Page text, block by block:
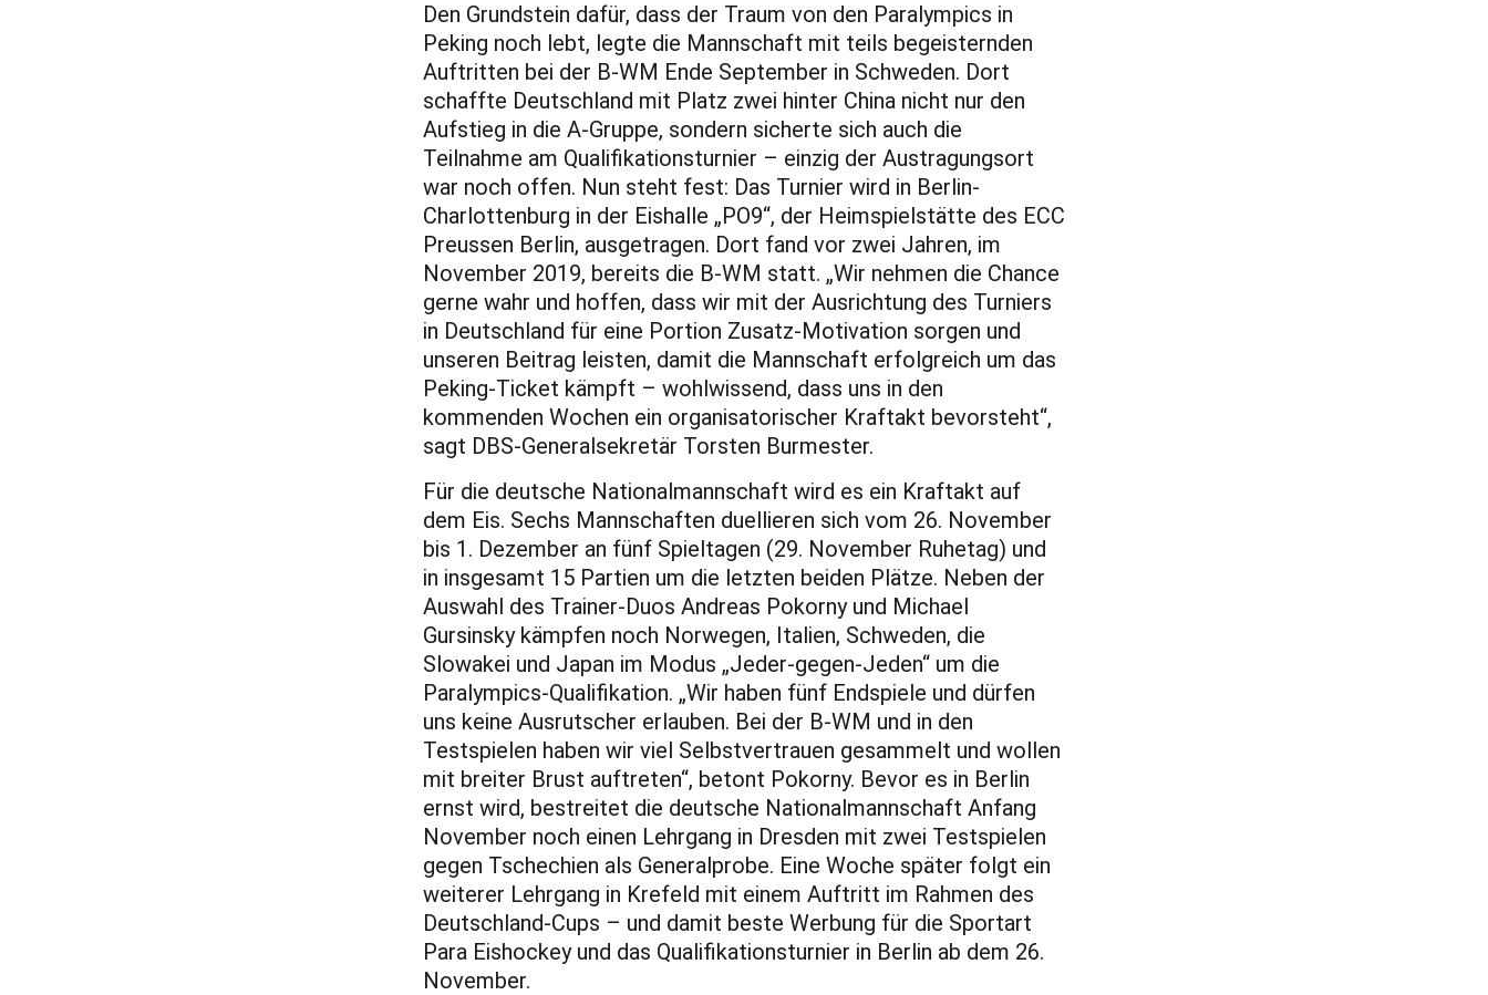
Den Grundstein dafür, dass der Traum von den Paralympics in
Peking noch lebt, legte die Mannschaft mit teils begeisternden
Auftritten bei der B-WM Ende September in Schweden. Dort
schaffte Deutschland mit Platz zwei hinter China nicht nur den
Aufstieg in die A-Gruppe, sondern sicherte sich auch die
Teilnahme am Qualifikationsturnier – einzig der Austragungsort
war noch offen. Nun steht fest: Das Turnier wird in Berlin-
Charlottenburg in der Eishalle „PO9“, der Heimspielstätte des ECC
Preussen Berlin, ausgetragen. Dort fand vor zwei Jahren, im
November 2019, bereits die B-WM statt. „Wir nehmen die Chance
gerne wahr und hoffen, dass wir mit der Ausrichtung des Turniers
in Deutschland für eine Portion Zusatz-Motivation sorgen und
unseren Beitrag leisten, damit die Mannschaft erfolgreich um das
Peking-Ticket kämpft – wohlwissend, dass uns in den
kommenden Wochen ein organisatorischer Kraftakt bevorsteht“,
sagt DBS-Generalsekretär Torsten Burmester.
Für die deutsche Nationalmannschaft wird es ein Kraftakt auf
dem Eis. Sechs Mannschaften duellieren sich vom 26. November
bis 1. Dezember an fünf Spieltagen (29. November Ruhetag) und
in insgesamt 15 Partien um die letzten beiden Plätze. Neben der
Auswahl des Trainer-Duos Andreas Pokorny und Michael
Gursinsky kämpfen noch Norwegen, Italien, Schweden, die
Slowakei und Japan im Modus „Jeder-gegen-Jeden“ um die
Paralympics-Qualifikation. „Wir haben fünf Endspiele und dürfen
uns keine Ausrutscher erlauben. Bei der B-WM und in den
Testspielen haben wir viel Selbstvertrauen gesammelt und wollen
mit breiter Brust auftreten“, betont Pokorny. Bevor es in Berlin
ernst wird, bestreitet die deutsche Nationalmannschaft Anfang
November noch einen Lehrgang in Dresden mit zwei Testspielen
gegen Tschechien als Generalprobe. Eine Woche später folgt ein
weiterer Lehrgang in Krefeld mit einem Auftritt im Rahmen des
Deutschland-Cups – und damit beste Werbung für die Sportart
Para Eishockey und das Qualifikationsturnier in Berlin ab dem 26.
November.